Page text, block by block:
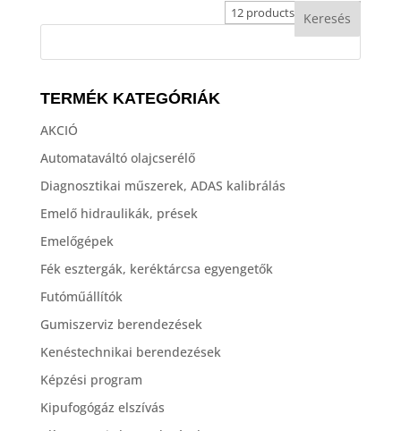
TERMÉK KATEGÓRIÁK
AKCIÓ
Automataváltó olajcserélő
Diagnosztikai műszerek, ADAS kalibrálás
Emelő hidraulikák, prések
Emelőgépek
Fék esztergák, keréktárcsa egyengetők
Futóműállítók
Gumiszerviz berendezések
Kenéstechnikai berendezések
Képzési program
Kipufogógáz elszívás